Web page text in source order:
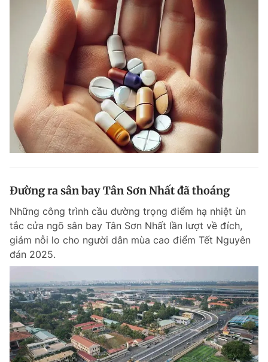
Tin thị trường Tin 360
Video Magazine
Sản phẩm khác
Tiện ích Bạn cần biết
Đọc Thanh Niên trên điện thoại
Theo dõi báo trên
Đăng xuất
Đường ra sân bay Tân Sơn Nhất đã thoáng
Những công trình cầu đường trọng điểm hạ nhiệt ùn
tắc cửa ngõ sân bay Tân Sơn Nhất lần lượt về đích,
giảm nỗi lo cho người dân mùa cao điểm Tết Nguyên
đán 2025.